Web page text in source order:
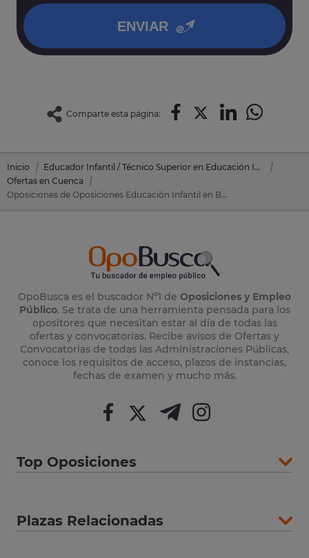
ENVIAR
Comparte esta página:
Inicio
Educador Infantil / Técnico Superior en Educación Infantil
Ofertas en Cuenca
Oposiciones de Oposiciones Educación Infantil en Beteta (Cuenca)
OpoBusca es el buscador Nº1 de Oposiciones y Empleo
Público. Se trata de una herramienta pensada para los
opositores que necesitan estar al día de todas las
ofertas y convocatorias. Recibe avisos de Ofertas y
Convocatorias de todas las Administraciones Públicas,
conoce los requisitos de acceso, plazos de instancias,
fechas de examen y mucho más.
Top Oposiciones
Plazas Relacionadas